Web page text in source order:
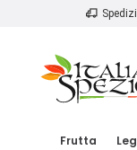
Frutta